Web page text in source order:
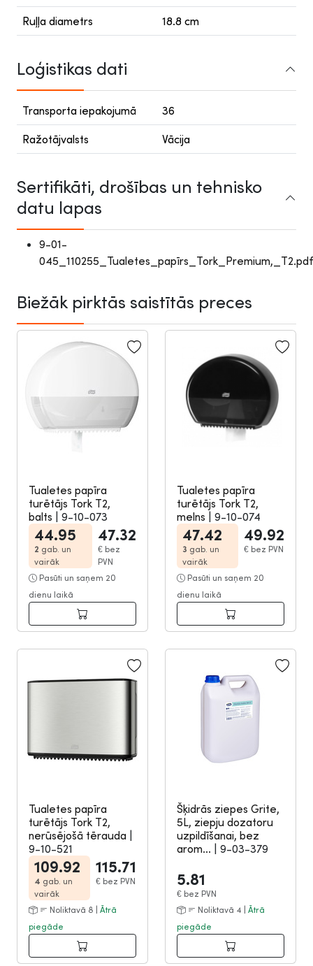
Ruļļa diametrs 18.8 cm
Loģistikas dati
Transporta iepakojumā 36
Ražotājvalsts Vācija
Sertifikāti, drošības un tehnisko
datu lapas
9-01-
045_110255_Tualetes_papīrs_Tork_Premium,_T2.pdf
Biežāk pirktās saistītās preces
Tualetes papīra
turētājs Tork T2,
balts
9-10-073
44.95
2 gab. un
vairāk
47.32
€ bez
PVN
Pasūti un saņem 20
dienu laikā
Tualetes papīra
turētājs Tork T2,
melns
9-10-074
47.42
3 gab. un
vairāk
49.92
€ bez PVN
Pasūti un saņem 20
dienu laikā
Tualetes papīra
turētājs Tork T2,
nerūsējošā tērauda
9-10-521
109.92
4 gab. un
vairāk
115.71
€ bez PVN
Noliktavā 8 | Ātrā
piegāde
Šķidrās ziepes Grite,
5L, ziepju dozatoru
uzpildīšanai, bez
arom...
9-03-379
5.81
€ bez PVN
Noliktavā 4 | Ātrā
piegāde